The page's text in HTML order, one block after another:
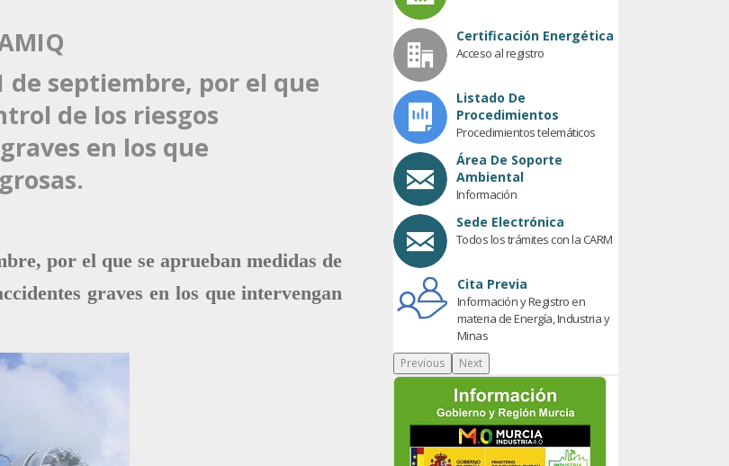
de septiembre, por el que
de los riesgos
en los que
por el que se aprueban medidas de
graves en los que intervengan
Certificación Energética
Acceso al registro
Listado De
Procedimientos
Procedimientos telemáticos
Área De Soporte
Ambiental
Información
Sede Electrónica
Todos los trámites con la CARM
Cita Previa
Información y Registro en
materia de Energía, Industria y
Minas
Previous Next